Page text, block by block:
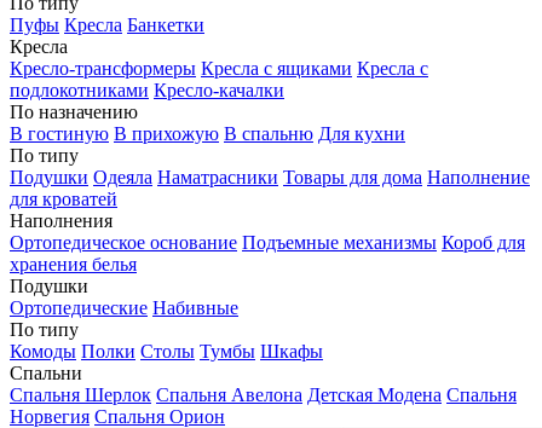
Пуфы Кресла Банкетки
Кресла
Кресло-трансформеры Кресла с ящиками Кресла с
подлокотниками Кресло-качалки
По назначению
В гостиную В прихожую В спальню Для кухни
По типу
Подушки Одеяла Наматрасники Товары для дома Наполнение
для кроватей
Наполнения
Ортопедическое основание Подъемные механизмы Короб для
хранения белья
Подушки
Ортопедические Набивные
По типу
Комоды Полки Столы Тумбы Шкафы
Спальни
Спальня Шерлок Спальня Авелона Детская Модена Спальня
Норвегия Спальня Орион